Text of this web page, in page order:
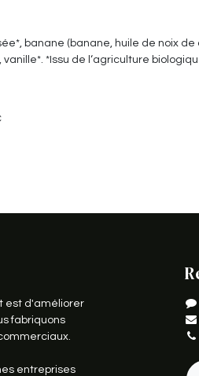
banane (banane, huile de noix
*Issu de l‘agriculture
est d'améliorer
fabriquons
entreprises